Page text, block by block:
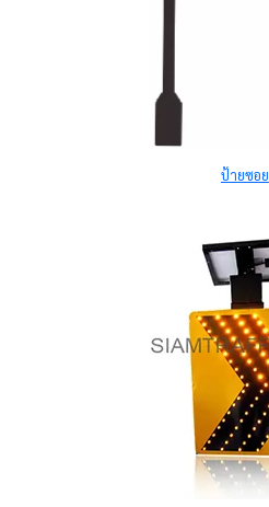
ป้ายซอย